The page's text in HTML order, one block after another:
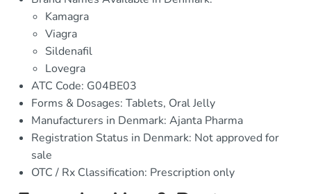
Kamagra
Viagra
Sildenafil
Lovegra
ATC Code: G04BE03
Forms & Dosages: Tablets, Oral Jelly
Manufacturers in Denmark: Ajanta Pharma
Registration Status in Denmark: Not approved for
sale
OTC / Rx Classification: Prescription only